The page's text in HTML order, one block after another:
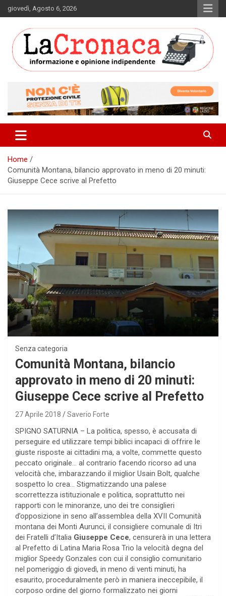
Skip
to
giovedì, Agosto 6, 2026
La Cronaca Quotidiano
Home
Comunità Montana, bilancio approvato in meno di 20 minuti:
Giuseppe Cece scrive al Prefetto
Senza categoria
Comunità Montana, bilancio
approvato in meno di 20 minuti:
Giuseppe Cece scrive al Prefetto
27 Aprile 2018 Saverio Forte
SPIGNO SATURNIA – La politica, spesso, è accusata di
perseguire ed utilizzare tempi biblici incapaci di offrire le
giuste risposte ai cittadini ma, a volte, commette questo
peccato originale… al contrario facendo ricorso ad una
velocità che, imbarazzando il miglior Usain Bolt, qualche
sospetto lo crea… Stigmatizzando una palese
scorrettezza istituzionale e politica, soprattutto nei
rapporti con le minoranze, uno dei tre consiglieri
d’opposizione in seno all’assemblea della XVII Comunità
montana dei Monti Aurunci, il consigliere comunale di Itri
dei Fratelli d’Italia Giuseppe Cece, censurerà in una lettera
al Prefetto di Latina Maria Rosa Trio la velocità degna del
miglior Speedy Gonzales con cui il consiglio comunitario
nel pomeriggio di giovedì, in meno di venti minuti, ha
esaurito, proceduralmente però in maniera ineccepibile, il
corposo ordine del giorno formalizzato nei giorni